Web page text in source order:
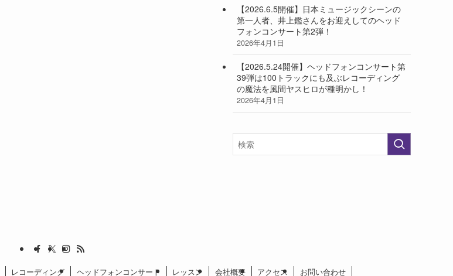
【2026.6.5開催】日本ミュージックシーンの
第一人者、井上鑑さんをお迎えしてのヘッド
フォンコンサート第2弾！
2026年4月1日
【2026.5.24開催】ヘッドフォンコンサート第
39弾は100トラックにも及ぶレコーディング
の魔法を風間ヤスヒロが種明かし！
2026年4月1日
レコーディング ヘッドフォンコンサート レッスン 会社概要 アクセス お問い合わせ